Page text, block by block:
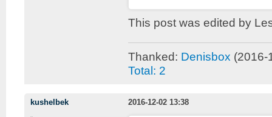
This post was edited by
Thanked: Denisbox
Total: 2
kushelbek 2016-12-02 13:38